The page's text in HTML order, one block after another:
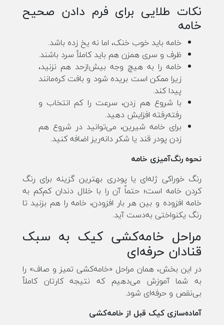
نکات طلایی برای فرم دادن صحیح
خامه
خامه باید خوب خنک، اما نه یخ زده باشد.
ظرف و سری همزن هم باید کاملاً سرد باشند.
خامه را به هیچ وجه بیش‌ازحد هم نزنید،
زیرا ممکن است بریده شود و بافت کره‌مانند
پیدا کند.
با شروع هم زدن، سرعت را کم انتخاب و
رفته‌رفته افزایش دهید.
برای خامه شیرین، می‌توانید در شروع هم
زدن پودر قند یا شکر دانه‌ریز اضافه کنید.
نحوه رنگ‌آمیزی خامه
رنگ خوراکی ژله‌ای یا پودری بهترین گزینه برای رنگ
کردن خامه است؛ حتماً آن را با خلال دندان کم‌کم به
خامه افزوده و بین هر بار افزودن، خامه را هم بزنید تا
رنگ یکنواختی به‌دست آید.
مراحل خامه‌کشی کیک به سبک
قنادان حرفه‌ای
در این بخش، همان مراحل «خامه‌کشی تمیز و صاف» را
به شما آموزش می‌دهیم که نتیجه کارتان کاملاً
بی‌نقص و حرفه‌ای شود.
آماده‌سازی کیک قبل از خامه‌کشی